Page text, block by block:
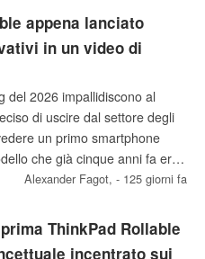
Samsung.
appena lanciato
in un video di
del 2026 impallidiscono al
di uscire dal settore degli
un primo smartphone
che già cinque anni fa era
dei telefoni pieghevoli
Alexander Fagot, - 125 giorni fa
ThinkPad Rollable
incentrato sui